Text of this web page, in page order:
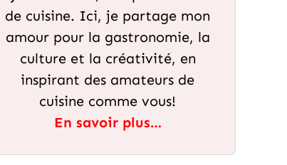
de cuisine. Ici, je partage mon
amour pour la gastronomie, la
culture et la créativité, en
inspirant des amateurs de
cuisine comme vous!
En savoir plus…